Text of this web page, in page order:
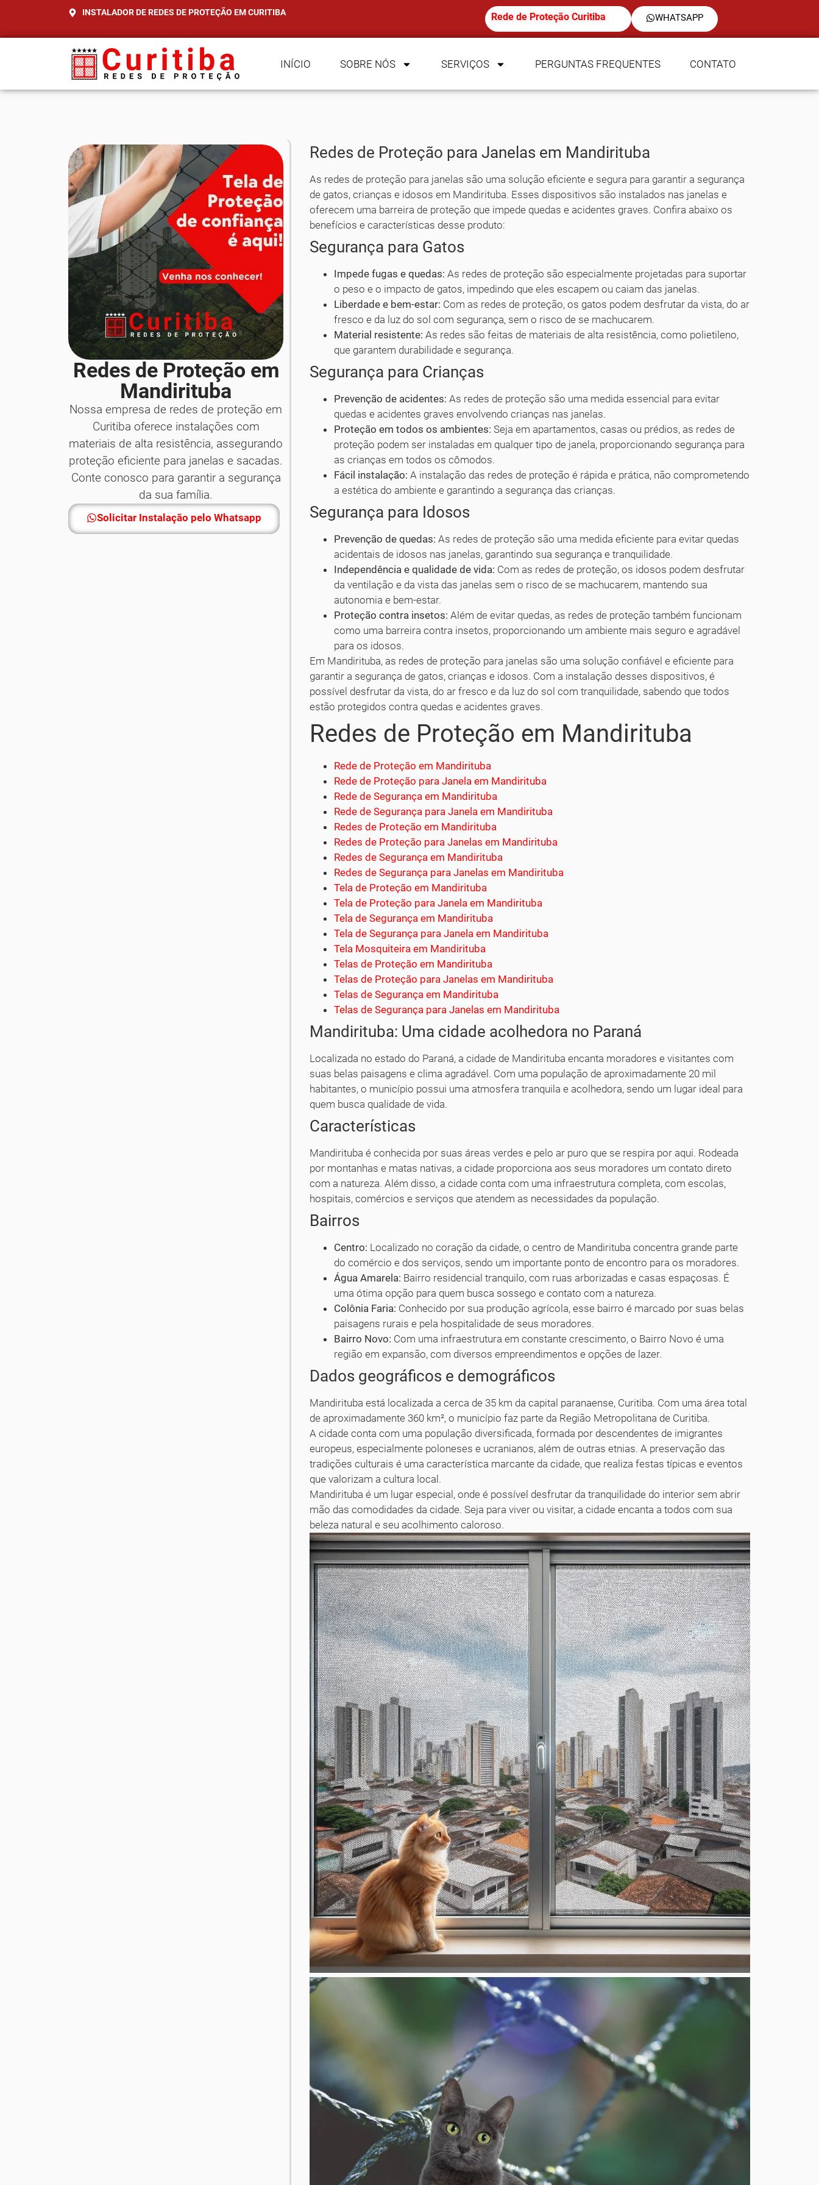
INSTALADOR DE REDES DE PROTEÇÃO EM CURITIBA Rede de Proteção Curitiba WHATSAPP
INÍCIO SOBRE NÓS SERVIÇOS PERGUNTAS FREQUENTES CONTATO
Redes de Proteção em
Mandirituba
Nossa empresa de redes de proteção em
Curitiba oferece instalações com
materiais de alta resistência, assegurando
proteção eficiente para janelas e sacadas.
Conte conosco para garantir a segurança
da sua família.
Solicitar Instalação pelo Whatsapp
Redes de Proteção para Janelas em Mandirituba
As redes de proteção para janelas são uma solução eficiente e segura para garantir a segurança
de gatos, crianças e idosos em Mandirituba. Esses dispositivos são instalados nas janelas e
oferecem uma barreira de proteção que impede quedas e acidentes graves. Confira abaixo os
benefícios e características desse produto:
Segurança para Gatos
Impede fugas e quedas: As redes de proteção são especialmente projetadas para suportar
o peso e o impacto de gatos, impedindo que eles escapem ou caiam das janelas.
Liberdade e bem-estar: Com as redes de proteção, os gatos podem desfrutar da vista, do ar
fresco e da luz do sol com segurança, sem o risco de se machucarem.
Material resistente: As redes são feitas de materiais de alta resistência, como polietileno,
que garantem durabilidade e segurança.
Segurança para Crianças
Prevenção de acidentes: As redes de proteção são uma medida essencial para evitar
quedas e acidentes graves envolvendo crianças nas janelas.
Proteção em todos os ambientes: Seja em apartamentos, casas ou prédios, as redes de
proteção podem ser instaladas em qualquer tipo de janela, proporcionando segurança para
as crianças em todos os cômodos.
Fácil instalação: A instalação das redes de proteção é rápida e prática, não comprometendo
a estética do ambiente e garantindo a segurança das crianças.
Segurança para Idosos
Prevenção de quedas: As redes de proteção são uma medida eficiente para evitar quedas
acidentais de idosos nas janelas, garantindo sua segurança e tranquilidade.
Independência e qualidade de vida: Com as redes de proteção, os idosos podem desfrutar
da ventilação e da vista das janelas sem o risco de se machucarem, mantendo sua
autonomia e bem-estar.
Proteção contra insetos: Além de evitar quedas, as redes de proteção também funcionam
como uma barreira contra insetos, proporcionando um ambiente mais seguro e agradável
para os idosos.
Em Mandirituba, as redes de proteção para janelas são uma solução confiável e eficiente para
garantir a segurança de gatos, crianças e idosos. Com a instalação desses dispositivos, é
possível desfrutar da vista, do ar fresco e da luz do sol com tranquilidade, sabendo que todos
estão protegidos contra quedas e acidentes graves.
Redes de Proteção em Mandirituba
Rede de Proteção em Mandirituba
Rede de Proteção para Janela em Mandirituba
Rede de Segurança em Mandirituba
Rede de Segurança para Janela em Mandirituba
Redes de Proteção em Mandirituba
Redes de Proteção para Janelas em Mandirituba
Redes de Segurança em Mandirituba
Redes de Segurança para Janelas em Mandirituba
Tela de Proteção em Mandirituba
Tela de Proteção para Janela em Mandirituba
Tela de Segurança em Mandirituba
Tela de Segurança para Janela em Mandirituba
Tela Mosquiteira em Mandirituba
Telas de Proteção em Mandirituba
Telas de Proteção para Janelas em Mandirituba
Telas de Segurança em Mandirituba
Telas de Segurança para Janelas em Mandirituba
Mandirituba: Uma cidade acolhedora no Paraná
Localizada no estado do Paraná, a cidade de Mandirituba encanta moradores e visitantes com
suas belas paisagens e clima agradável. Com uma população de aproximadamente 20 mil
habitantes, o município possui uma atmosfera tranquila e acolhedora, sendo um lugar ideal para
quem busca qualidade de vida.
Características
Mandirituba é conhecida por suas áreas verdes e pelo ar puro que se respira por aqui. Rodeada
por montanhas e matas nativas, a cidade proporciona aos seus moradores um contato direto
com a natureza. Além disso, a cidade conta com uma infraestrutura completa, com escolas,
hospitais, comércios e serviços que atendem as necessidades da população.
Bairros
Centro: Localizado no coração da cidade, o centro de Mandirituba concentra grande parte
do comércio e dos serviços, sendo um importante ponto de encontro para os moradores.
Água Amarela: Bairro residencial tranquilo, com ruas arborizadas e casas espaçosas. É
uma ótima opção para quem busca sossego e contato com a natureza.
Colônia Faria: Conhecido por sua produção agrícola, esse bairro é marcado por suas belas
paisagens rurais e pela hospitalidade de seus moradores.
Bairro Novo: Com uma infraestrutura em constante crescimento, o Bairro Novo é uma
região em expansão, com diversos empreendimentos e opções de lazer.
Dados geográficos e demográficos
Mandirituba está localizada a cerca de 35 km da capital paranaense, Curitiba. Com uma área total
de aproximadamente 360 km², o município faz parte da Região Metropolitana de Curitiba.
A cidade conta com uma população diversificada, formada por descendentes de imigrantes
europeus, especialmente poloneses e ucranianos, além de outras etnias. A preservação das
tradições culturais é uma característica marcante da cidade, que realiza festas típicas e eventos
que valorizam a cultura local.
Mandirituba é um lugar especial, onde é possível desfrutar da tranquilidade do interior sem abrir
mão das comodidades da cidade. Seja para viver ou visitar, a cidade encanta a todos com sua
beleza natural e seu acolhimento caloroso.